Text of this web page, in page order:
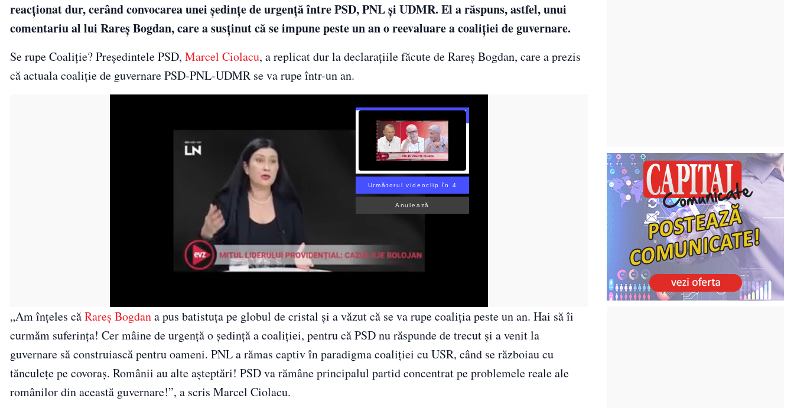
reacționat dur, cerând convocarea unei ședințe de urgență între PSD, PNL și UDMR. El a răspuns, astfel, unui
comentariu al lui Rareș Bogdan, care a susținut că se impune peste un an o reevaluare a coaliției de guvernare.
Se rupe Coaliție? Președintele PSD, Marcel Ciolacu, a replicat dur la declarațiile făcute de Rareș Bogdan, care a prezis
că actuala coaliție de guvernare PSD-PNL-UDMR se va rupe într-un an.
Următorul videoclip în 3
Anulează
„Am înțeles căRareș Bogdana pus batistuța pe globul de cristal și a văzut că se va rupe coaliția peste un an. Hai să îi
curmăm suferința! Cer mâine de urgență o ședință a coaliției, pentru că PSD nu răspunde de trecut și a venit la
guvernare să construiască pentru oameni. PNL a rămas captiv în paradigma coaliției cu USR, când se războiau cu
tănculețe pe covoraș. Românii au alte așteptări! PSD va rămâne principalul partid concentrat pe problemele reale ale
românilor din această guvernare!”, a scris Marcel Ciolacu.